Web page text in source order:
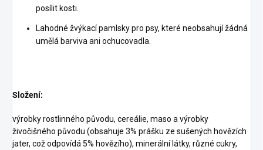
posílit kosti.
Lahodné žvýkací pamlsky pro psy, které neobsahují žádná
umělá barviva ani ochucovadla.
Složení:
výrobky rostlinného původu, cereálie, maso a výrobky
živočišného původu (obsahuje 3% prášku ze sušených hovězích
jater, což odpovídá 5% hovězího), minerální látky, různé cukry,